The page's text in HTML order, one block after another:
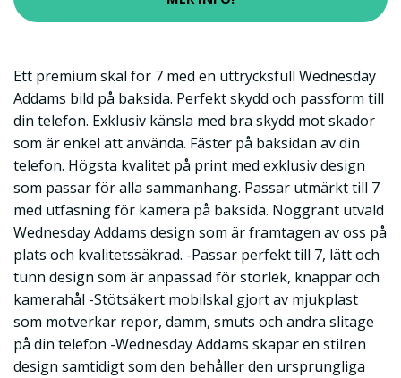
Ett premium skal för 7 med en uttrycksfull Wednesday
Addams bild på baksida. Perfekt skydd och passform till
din telefon. Exklusiv känsla med bra skydd mot skador
som är enkel att använda. Fäster på baksidan av din
telefon. Högsta kvalitet på print med exklusiv design
som passar för alla sammanhang. Passar utmärkt till 7
med utfasning för kamera på baksida. Noggrant utvald
Wednesday Addams design som är framtagen av oss på
plats och kvalitetssäkrad. -Passar perfekt till 7, lätt och
tunn design som är anpassad för storlek, knappar och
kamerahål -Stötsäkert mobilskal gjort av mjukplast
som motverkar repor, damm, smuts och andra slitage
på din telefon -Wednesday Addams skapar en stilren
design samtidigt som den behåller den ursprungliga